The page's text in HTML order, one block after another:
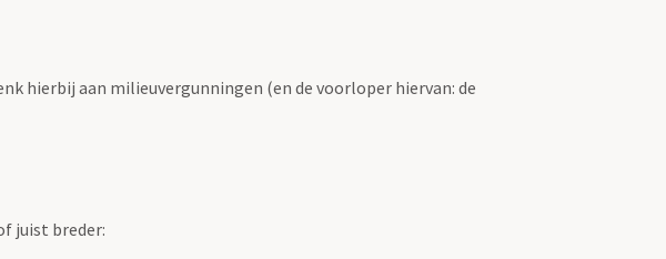
hierbij aan milieuvergunningen (en de voorloper hiervan: de
juist breder: